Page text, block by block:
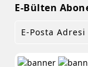
E-Bülten